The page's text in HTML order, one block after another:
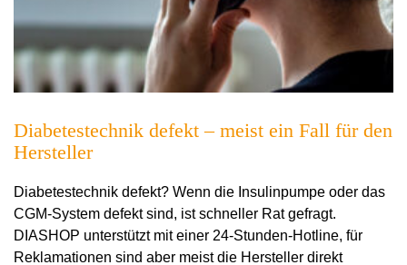
Diabetestechnik defekt – meist ein Fall für den
Hersteller
Diabetestechnik defekt? Wenn die Insulinpumpe oder das
CGM-System defekt sind, ist schneller Rat gefragt.
DIASHOP unterstützt mit einer 24-Stunden-Hotline, für
Reklamationen sind aber meist die Hersteller direkt